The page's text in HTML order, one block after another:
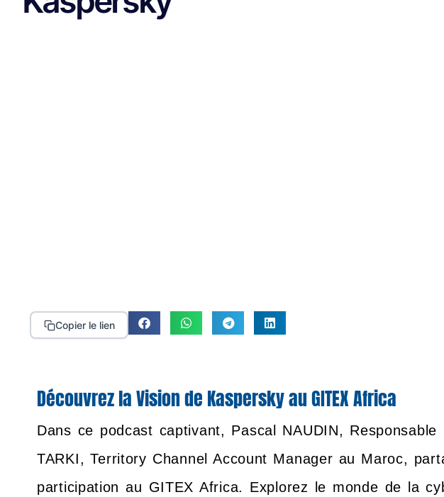
Copier le lien
Découvrez la Vision de Kaspersky au GITEX Africa
Dans ce podcast captivant, Pascal NAUDIN,
TARKI, Territory Channel Account Manager au Maroc,
participation au GITEX Africa. Explorez le monde de la